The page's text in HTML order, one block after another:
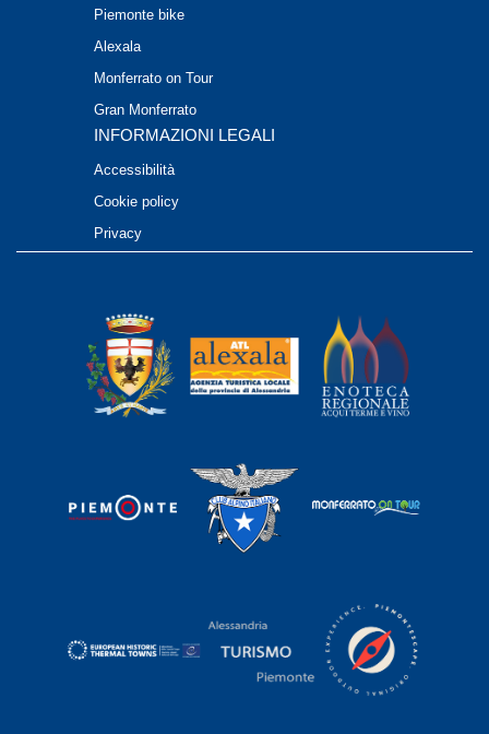
Piemonte bike
Alexala
Monferrato on Tour
Gran Monferrato
INFORMAZIONI LEGALI
Accessibilità
Cookie policy
Privacy